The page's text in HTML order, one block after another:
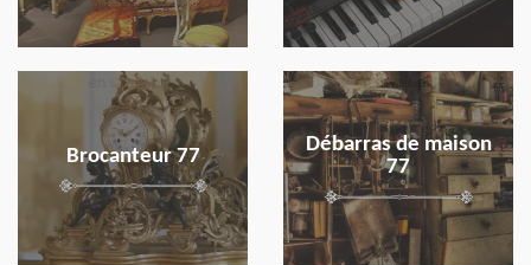
Brocanteur 77
en savoir plus
Débarras de maison
77
en savoir plus